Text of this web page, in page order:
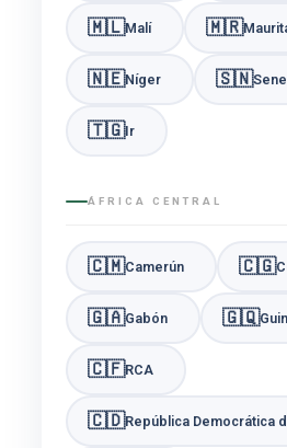
🇲🇱Malí 🇲🇷
🇳🇪Níger 🇸🇳
🇹🇬Ir
ÁFRICA CENTRAL
🇨🇲Camerún 🇨🇬
🇬🇦Gabón 🇬🇶
🇨🇫RCA
🇨🇩República Democrática